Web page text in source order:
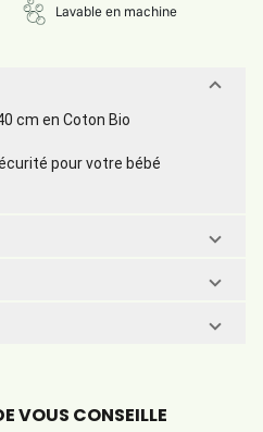
Lavable en machine
cm en Coton Bio
pour votre bébé
VOUS CONSEILLE